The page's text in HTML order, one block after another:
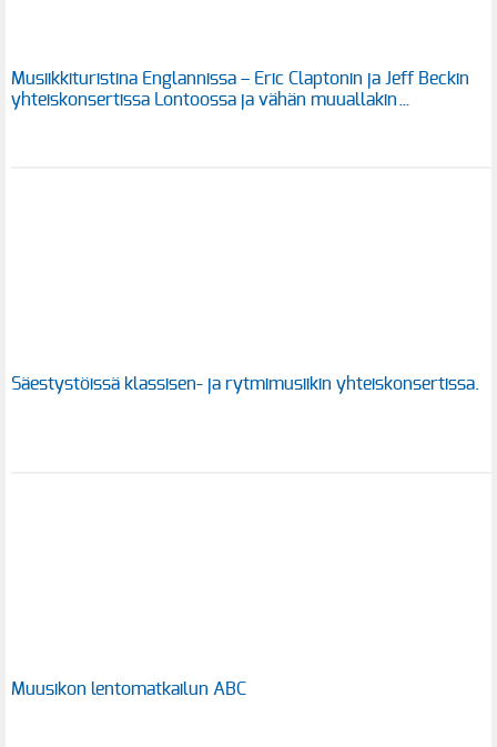
Musiikkituristina Englannissa – Eric Claptonin ja Jeff Beckin
yhteiskonsertissa Lontoossa ja vähän muuallakin…
Säestystöissä klassisen- ja rytmimusiikin yhteiskonsertissa.
Muusikon lentomatkailun ABC